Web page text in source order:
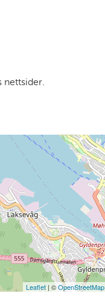
nettsider.
Leaflet | ©OpenStreetMap